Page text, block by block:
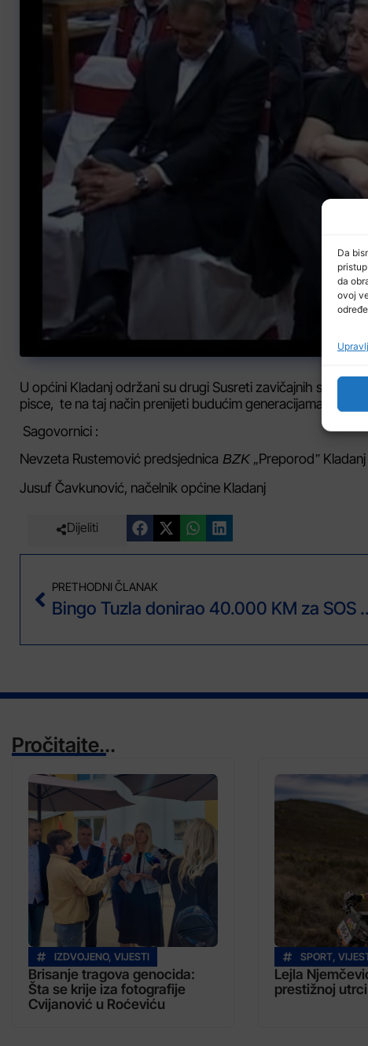
Da
da
ovoj
U općini Kladanj održani su drugi Susreti zavičajnih
pisce, te na taj način prenijeti budućim generacijama
Sagovornici :
Nevzeta Rustemović predsjednica BZK „Preporod” Kladanj
Jusuf Čavkunović, načelnik općine Kladanj
Dijeliti
PRETHODNI ČLANAK
Bingo Tuzla
Pročitajte...
IZDVOJENO, VIJESTI
Brisanje tragova genocida:
Šta se krije iza fotografije
Cvijanović u Roćeviću
SPORT,
Lejla
prestižnoj